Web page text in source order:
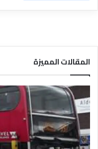
المقالات المميزة
ل
ي
ش
ر